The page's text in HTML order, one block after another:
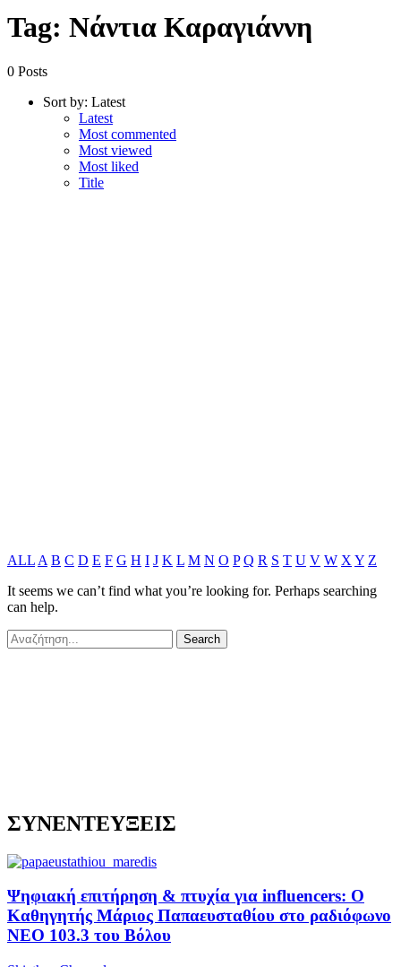
Tag: Νάντια Καραγιάννη
0 Posts
Sort by: Latest
Latest
Most commented
Most viewed
Most liked
Title
ALL A B C D E F G H I J K L M N O P Q R S T U V W X Y Z
It seems we can’t find what you’re looking for. Perhaps searching
can help.
ΣΥΝΕΝΤΕΥΞΕΙΣ
Ψηφιακή επιτήρηση & πτυχία για influencers: Ο
Καθηγητής Μάριος Παπαευσταθίου στο ραδιόφωνο
NEO 103.3 του Βόλου